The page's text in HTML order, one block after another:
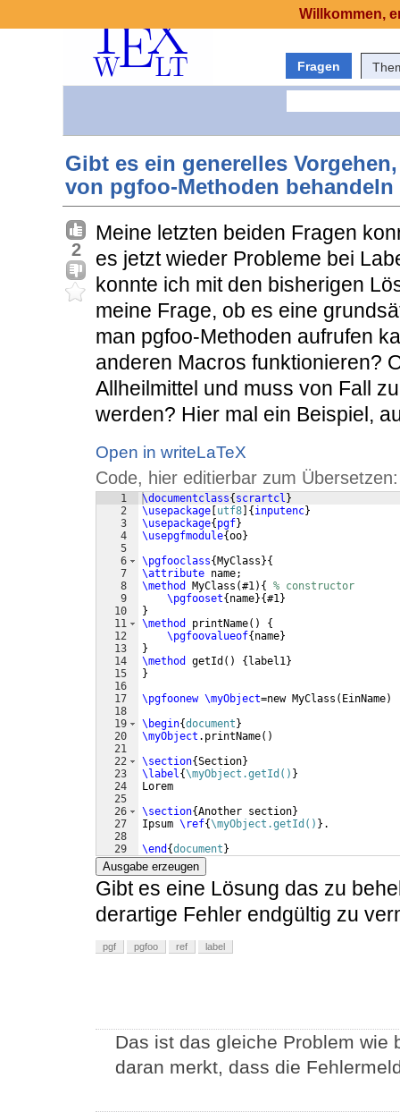
Fragen
Gibt es ein generelles
von pgfoo-Methoden behandeln
2
Meine letzten beiden Fragen
es jetzt wieder Probleme bei
konnte ich mit den bisherigen
meine Frage, ob es eine
man pgfoo-Methoden aufrufen
anderen Macros funktionieren?
Allheilmittel und muss von Fall
werden? Hier mal ein Beispiel,
Open in writeLaTeX
Code, hier editierbar zum Übersetzen:
1
2
3
4
5
6
7
8
9
10
11
12
13
14
15
16
17
18
19
20
21
22
23
24
25
26
27
28
29
\documentclass{ scrartcl }
\usepackage utf8 { inputenc}
\usepackage{ pgf}
\usepgfmodule{oo}
\pgfooclass{ MyClass }{
\attribute name;
\method
MyClass (#1) {
% constructor
\pgfooset{ name}{#1}
}
\method
printName( )
{
\pgfoovalueof{ name}
}
\method
getId ( ) { label1}
}
\pgfoonew \myObject=new MyClass ( EinName)
\begin{document }
\myObject .printName( )
\section{Section}
\label{\myObject.getId() }
Lorem
\section{Another section}
Ipsum \ref{\myObject.getId() } .
\end {document }
Ausgabe erzeugen
Gibt es eine Lösung das zu
derartige Fehler endgültig zu
pgf pgfoo ref label
Das ist das gleiche Problem wie
daran merkt, dass die
Willkommen,